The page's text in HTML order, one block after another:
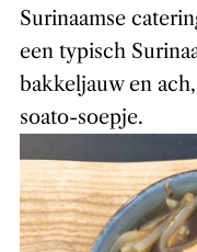
Surinaamse
een typisch
bakkeljauw en
soato-soepje.